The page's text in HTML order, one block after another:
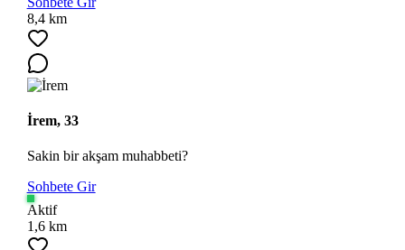
8,4 km
İrem, 33
Sakin bir akşam muhabbeti?
Sohbete Gir
Aktif
1,6 km